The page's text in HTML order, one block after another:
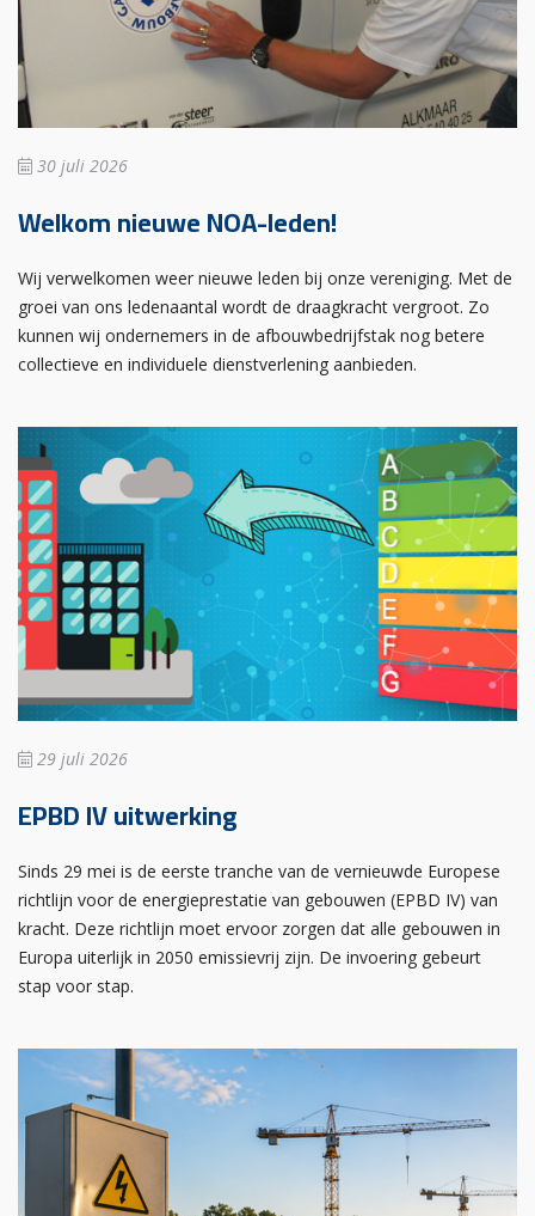
30 juli 2026
Welkom nieuwe NOA-leden!
Wij verwelkomen weer nieuwe leden bij onze vereniging. Met de
groei van ons ledenaantal wordt de draagkracht vergroot. Zo
kunnen wij ondernemers in de afbouwbedrijfstak nog betere
collectieve en individuele dienstverlening aanbieden.
29 juli 2026
EPBD IV uitwerking
Sinds 29 mei is de eerste tranche van de vernieuwde Europese
richtlijn voor de energieprestatie van gebouwen (EPBD IV) van
kracht. Deze richtlijn moet ervoor zorgen dat alle gebouwen in
Europa uiterlijk in 2050 emissievrij zijn. De invoering gebeurt
stap voor stap.